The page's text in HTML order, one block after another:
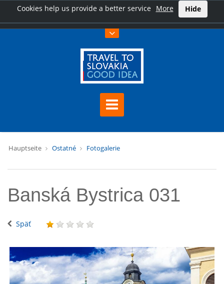
Cookies help us provide a better service More Hide
Hauptseite Ostatné Fotogalerie
Banská Bystrica 031
Späť